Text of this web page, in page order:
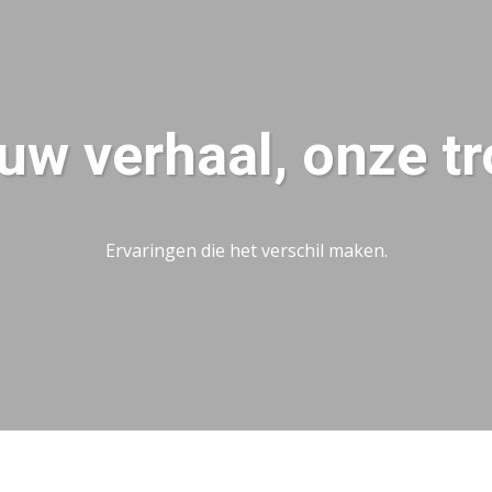
verhaal, onze
Ervaringen die het verschil maken.